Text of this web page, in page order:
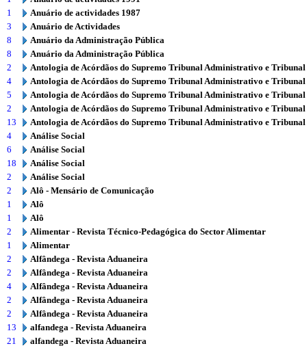
1
Anuário de actividades 1987
3
Anuário de Actividades
8
Anuário da Administração Pública
8
Anuário da Administração Pública
2
Antologia de Acórdãos do Supremo Tribunal Administrativo e
4
Antologia de Acórdãos do Supremo Tribunal Administrativo e
5
Antologia de Acórdãos do Supremo Tribunal Administrativo e
2
Antologia de Acórdãos do Supremo Tribunal Administrativo e
13
Antologia de Acórdãos do Supremo Tribunal Administrativo e
4
Análise Social
6
Análise Social
18
Análise Social
2
Análise Social
2
Alô - Mensário de Comunicação
1
Alô
1
Alô
2
Alimentar - Revista Técnico-Pedagógica do Sector Alimentar
1
Alimentar
2
Alfândega - Revista Aduaneira
2
Alfândega - Revista Aduaneira
4
Alfândega - Revista Aduaneira
2
Alfândega - Revista Aduaneira
2
Alfândega - Revista Aduaneira
13
alfandega - Revista Aduaneira
21
alfandega - Revista Aduaneira